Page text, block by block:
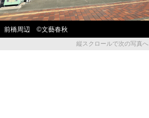
前橋周辺 ©️文藝春秋
縦スクロールで次の写真へ